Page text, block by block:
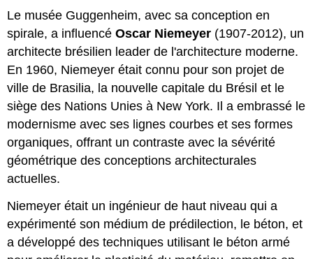
Le musée Guggenheim, avec sa conception en
spirale, a influencéOscar Niemeyer (1907-2012), un
architecte brésilien leader de l'architecture moderne.
En 1960, Niemeyer était connu pour son projet de
ville de Brasilia, la nouvelle capitale du Brésil et le
siège des Nations Unies à New York. Il a embrassé le
modernisme avec ses lignes courbes et ses formes
organiques, offrant un contraste avec la sévérité
géométrique des conceptions architecturales
actuelles.
Niemeyer était un ingénieur de haut niveau qui a
expérimenté son médium de prédilection, le béton, et
a développé des techniques utilisant le béton armé